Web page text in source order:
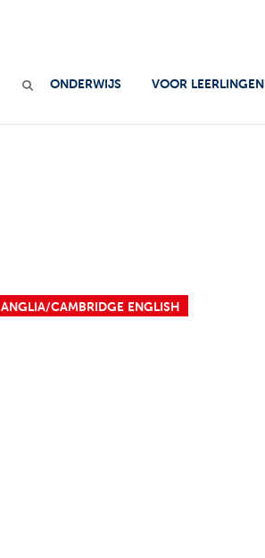
ONDERWIJS VOOR LEERLINGEN
ANGLIA/CAMBRIDGE ENGLISH